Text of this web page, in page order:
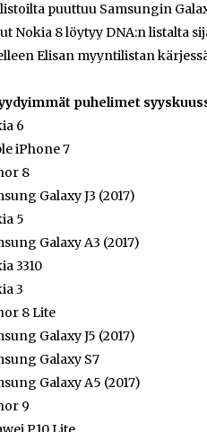
puuttuu Samsungin
Nokia 8 löytyy DNA:n listalta
Elisan myyntilistan
puhelimet
6
iPhone 7
8
Galaxy J3 (2017)
5
Galaxy A3 (2017)
3310
3
8 Lite
Galaxy J5 (2017)
Galaxy S7
Galaxy A5 (2017)
9